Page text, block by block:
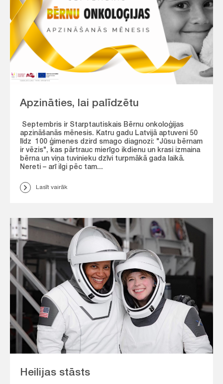
Apzināties, lai palīdzētu
Septembris ir Starptautiskais Bērnu onkoloģijas
apzināšanās mēnesis. Katru gadu Latvijā aptuveni 50
līdz 100 ģimenes dzird smago diagnozi: "Jūsu bērnam
ir vēzis", kas pārtrauc mierīgo ikdienu un krasi izmaina
bērna un viņa tuvinieku dzīvi turpmākā gada laikā.
Nereti – arī ilgi pēc tam...
Lasīt vairāk
Heilijas stāsts